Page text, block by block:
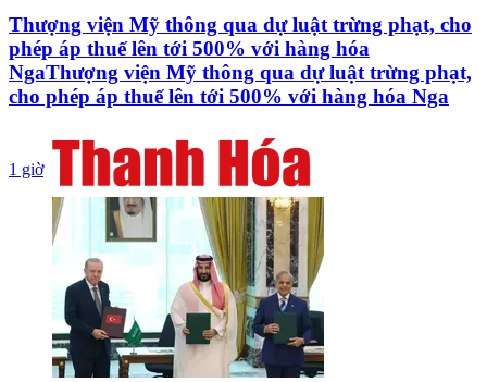
Thượng viện Mỹ thông qua dự luật trừng phạt, cho
phép áp thuế lên tới 500% với hàng hóa
NgaThượng viện Mỹ thông qua dự luật trừng phạt,
cho phép áp thuế lên tới 500% với hàng hóa Nga
1 giờ